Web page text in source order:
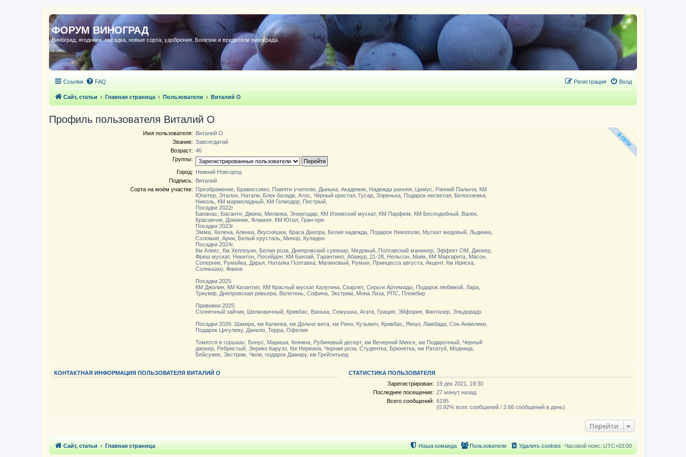
ФОРУМ ВИНОГРАД
Виноград, ягодники, посадка, новые сорта, удобрения. Болезни и вредители винограда.
Ссылки FAQ Вход
Регистрация
Сайт, статьи Главная страница Пользователи Виталий О
Профиль пользователя Виталий О
Имя пользователя: Виталий О
Звание: Завсегдатай
Возраст: 46
Группы:
Город: Нижний Новгород
Подпись: Виталий
Сорта на моём участке: Преображение, Брависсимо, Памяти учителю, Дынька, Академик, Надежда ранняя, Цимус, Ранний Палыча, КМ
Юпитер, Эталон, Натали, Блек балади, Атос, Чёрный кристал, Гусар, Зоренька, Подарок несветая, Белоснежка,
Николь, КМ мармеладный, КМ Гелиодор, Пестрый,
Посадки 2022г
Бананас, Басанти, Джина, Миланка, Энергодар, КМ Изюмский мускат, КМ Парфюм, КМ Бесподобный, Валек,
Красавчик, Доминик, Фламия, КМ Ютал, Гран-при
Посадки 2023г
Эмма, Хелена, Алинка, Вкусняшка, Краса Днепра, Белая надежда, Подарок Никополю, Мускат медовый, Льдинка,
Соломия, Арни, Белый хрусталь, Минор, Купидон
Посадки 2024г.
Км Алекс, Км Хеллоуин, Белая роза, Днепровский сувенир, Медовый, Полтавский маникюр, Эффект ОМ, Джокер,
Фреш мускат, Никитон, Посейдон, КМ Банзай, Тарантино, Абажур, 21-28, Нельсон, Маяк, КМ Маргарита, Масон,
Соперник, Румейка, Дарья, Наталка Полтавка, Малиновый, Румын, Принцесса августа, Акцент, Км Ириска,
Солнышко, Фаина
Посадки 2025
КМ Джолин, КМ Казантип, КМ Красный мускат Калугина, Скарлет, Серьги Артемиды, Подарок любимой, Лара,
Триумф, Днепровская ривьера, Велетень, Софина, Экстрим, Мона Лиза, РПС, Пломбир
Прививки 2025:
Солнечный зайчик, Шелковичный, Кривбас, Ванька, Семушка, Агата, Грация, Эйфория, Фантазер, Эльдорадо
Посадки 2026: Шакира, км Калинка, км Дольче вита, км Рино, Кузьмич, Кривбас, Ямал, Ламбада, Сон Анжелики,
Подарок Цигулеву, Данило, Терра, Офелия
Томятся в горшках: Бонус, Мариша, Княжна, Рубиновый десерт, км Вечерний Минск, км Подарочный, Черный
джокер, Ребристый, Энрико Карузо, Км Нирвана, Черная роза, Студентка, Брюнетка, км Рататуй, Модница,
Бейсужек, Экстрим, Чили, подарок Дамиру, км Грейтитьюд
КОНТАКТНАЯ ИНФОРМАЦИЯ ПОЛЬЗОВАТЕЛЯ ВИТАЛИЙ О
СТАТИСТИКА ПОЛЬЗОВАТЕЛЯ
Зарегистрирован: 19 дек 2021, 19:30
Последнее посещение: 27 минут назад
Всего сообщений: 6195
(0.92% всех сообщений / 3.66 сообщений в день)
Перейти
Сайт, статьи Главная страница Часовой пояс: UTC+03:00
Удалить cookies
Пользователи
Наша команда